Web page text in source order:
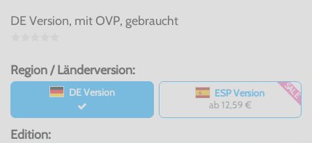
DE Version, mit OVP, gebraucht
Region / Länderversion:
DE Version
ESP Version
ab 12,59 €
SALE
Edition: